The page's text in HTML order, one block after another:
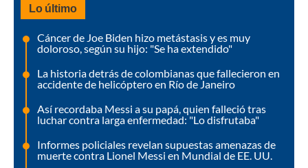
Lo último
Cáncer de Joe Biden hizo metástasis y es muy
doloroso, según su hijo: "Se ha extendido"
La historia detrás de colombianas que fallecieron en
accidente de helicóptero en Río de Janeiro
Así recordaba Messi a su papá, quien falleció tras
luchar contra larga enfermedad: "Lo disfrutaba"
Informes policiales revelan supuestas amenazas de
muerte contra Lionel Messi en Mundial de EE. UU.